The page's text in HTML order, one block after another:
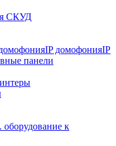
СКУД
IP домофонияIP
панели
оборудование к